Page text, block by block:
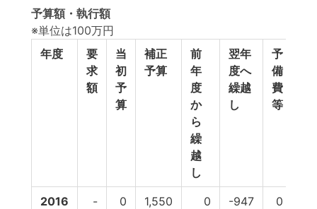
予算額・執行額
※単位は100万円
年度
要
求
額
当
初
予
算
補正
予算
前
年
度
か
ら
繰
越
し
翌年
度へ
繰越
し
予
備
費
等
2016 - 0 1,550 0 -947 0